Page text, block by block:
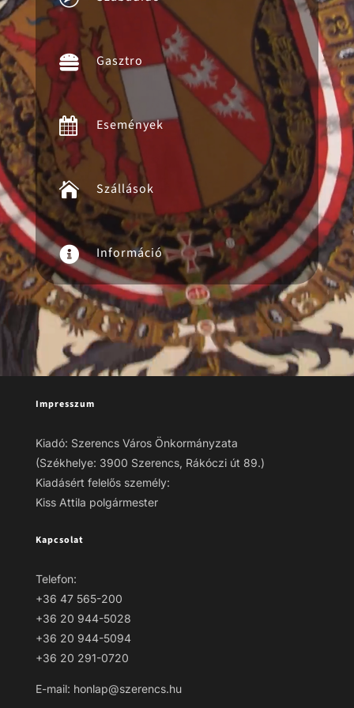
 Gasztro
 Események
 Szállások
 Információ
Impresszum
Kiadó: Szerencs Város Önkormányzata
(Székhelye: 3900 Szerencs, Rákóczi út 89.)
Kiadásért felelős személy:
Kiss Attila polgármester
Kapcsolat
Telefon:
+36 47 565-200
+36 20 944-5028
+36 20 944-5094
+36 20 291-0720
E-mail: honlap@szerencs.hu